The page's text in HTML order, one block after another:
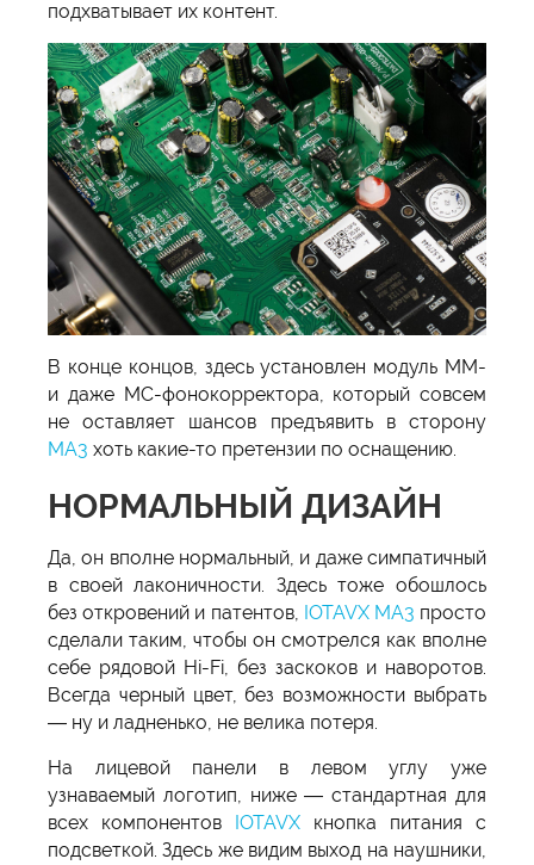
подхватывает их контент.
В конце концов, здесь установлен модуль ММ-
и даже MC-фонокорректора, который совсем
не оставляет шансов предъявить в сторону
MA3 хоть какие-то претензии по оснащению.
НОРМАЛЬНЫЙ ДИЗАЙН
Да, он вполне нормальный, и даже симпатичный
в своей лаконичности. Здесь тоже обошлось
без откровений и патентов, IOTAVX MA3 просто
сделали таким, чтобы он смотрелся как вполне
себе рядовой Hi-Fi, без заскоков и наворотов.
Всегда черный цвет, без возможности выбрать
— ну и ладненько, не велика потеря.
На лицевой панели в левом углу уже
узнаваемый логотип, ниже — стандартная для
всех компонентов
IOTAVX кнопка питания с
подсветкой. Здесь же видим выход на наушники,